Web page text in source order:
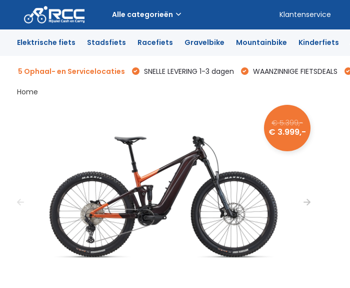
Alle categorieën Klantenservice
Elektrische fiets Stadsfiets Racefiets Gravelbike Mountainbike Kinderfiets
5 Ophaal- en Servicelocaties SNELLE LEVERING 1-3 dagen WAANZINNIGE FIETSDEALS
Home
€ 5.399,-
€ 3.999,-